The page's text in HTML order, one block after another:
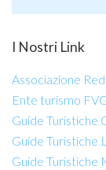
I Nostri Link
Associazione
Ente turismo
Guide Turistiche
Guide Turistiche
Guide Turistiche